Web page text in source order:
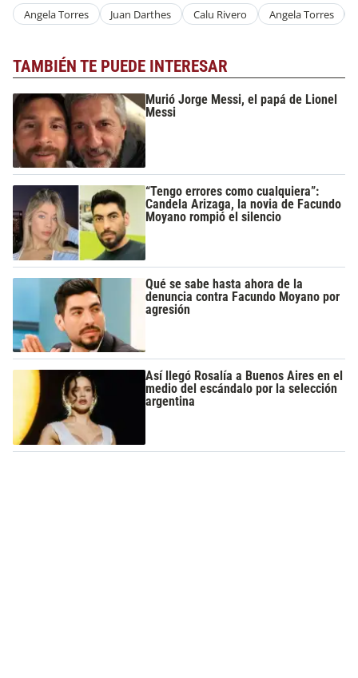
Angela Torres Juan Darthes Calu Rivero Angela Torres
TAMBIÉN TE PUEDE INTERESAR
Murió Jorge Messi, el papá de Lionel
Messi
“Tengo errores como cualquiera”:
Candela Arizaga, la novia de Facundo
Moyano rompió el silencio
Qué se sabe hasta ahora de la
denuncia contra Facundo Moyano por
agresión
Así llegó Rosalía a Buenos Aires en el
medio del escándalo por la selección
argentina